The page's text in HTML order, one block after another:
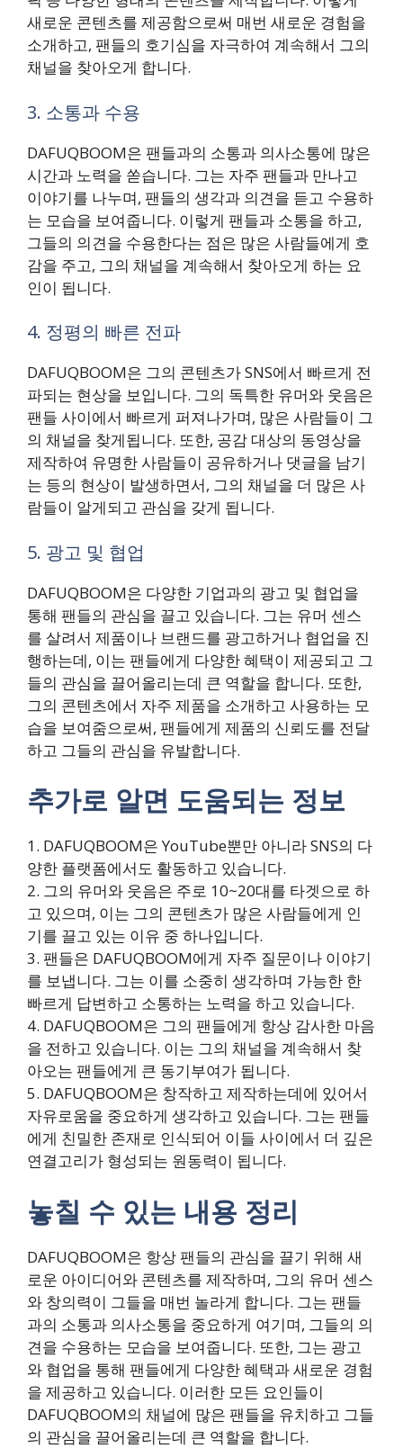
새로운 콘텐츠를 제공함으로써 매번 새로운 경험을
소개하고, 팬들의 호기심을 자극하여 계속해서 그의
채널을 찾아오게 합니다.
3. 소통과 수용
DAFUQBOOM은 팬들과의 소통과 의사소통에 많은
시간과 노력을 쏟습니다. 그는 자주 팬들과 만나고
이야기를 나누며, 팬들의 생각과 의견을 듣고 수용하
는 모습을 보여줍니다. 이렇게 팬들과 소통을 하고,
그들의 의견을 수용한다는 점은 많은 사람들에게 호
감을 주고, 그의 채널을 계속해서 찾아오게 하는 요
인이 됩니다.
4. 정평의 빠른 전파
DAFUQBOOM은 그의 콘텐츠가 SNS에서 빠르게 전
파되는 현상을 보입니다. 그의 독특한 유머와 웃음은
팬들 사이에서 빠르게 퍼져나가며, 많은 사람들이 그
의 채널을 찾게됩니다. 또한, 공감 대상의 동영상을
제작하여 유명한 사람들이 공유하거나 댓글을 남기
는 등의 현상이 발생하면서, 그의 채널을 더 많은 사
람들이 알게되고 관심을 갖게 됩니다.
5. 광고 및 협업
DAFUQBOOM은 다양한 기업과의 광고 및 협업을
통해 팬들의 관심을 끌고 있습니다. 그는 유머 센스
를 살려서 제품이나 브랜드를 광고하거나 협업을 진
행하는데, 이는 팬들에게 다양한 혜택이 제공되고 그
들의 관심을 끌어올리는데 큰 역할을 합니다. 또한,
그의 콘텐츠에서 자주 제품을 소개하고 사용하는 모
습을 보여줌으로써, 팬들에게 제품의 신뢰도를 전달
하고 그들의 관심을 유발합니다.
추가로 알면 도움되는 정보
1. DAFUQBOOM은 YouTube뿐만 아니라 SNS의 다
양한 플랫폼에서도 활동하고 있습니다.
2. 그의 유머와 웃음은 주로 10~20대를 타겟으로 하
고 있으며, 이는 그의 콘텐츠가 많은 사람들에게 인
기를 끌고 있는 이유 중 하나입니다.
3. 팬들은 DAFUQBOOM에게 자주 질문이나 이야기
를 보냅니다. 그는 이를 소중히 생각하며 가능한 한
빠르게 답변하고 소통하는 노력을 하고 있습니다.
4. DAFUQBOOM은 그의 팬들에게 항상 감사한 마음
을 전하고 있습니다. 이는 그의 채널을 계속해서 찾
아오는 팬들에게 큰 동기부여가 됩니다.
5. DAFUQBOOM은 창작하고 제작하는데에 있어서
자유로움을 중요하게 생각하고 있습니다. 그는 팬들
에게 친밀한 존재로 인식되어 이들 사이에서 더 깊은
연결고리가 형성되는 원동력이 됩니다.
놓칠 수 있는 내용 정리
DAFUQBOOM은 항상 팬들의 관심을 끌기 위해 새
로운 아이디어와 콘텐츠를 제작하며, 그의 유머 센스
와 창의력이 그들을 매번 놀라게 합니다. 그는 팬들
과의 소통과 의사소통을 중요하게 여기며, 그들의 의
견을 수용하는 모습을 보여줍니다. 또한, 그는 광고
와 협업을 통해 팬들에게 다양한 혜택과 새로운 경험
을 제공하고 있습니다. 이러한 모든 요인들이
DAFUQBOOM의 채널에 많은 팬들을 유치하고 그들
의 관심을 끌어올리는데 큰 역할을 합니다.